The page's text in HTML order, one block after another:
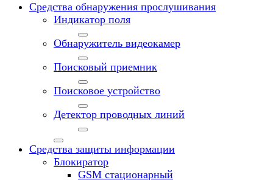
Средства обнаружения прослушивания
Индикатор поля
Обнаружитель видеокамер
Поисковый приемник
Поисковое устройство
Детектор проводных линий
Средства защиты информации
Блокиратор
GSM стационарный